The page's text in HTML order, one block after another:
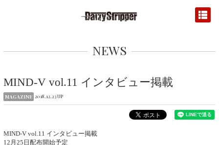
NEWS
MIND-V vol.11 インタビュー掲載
MAGAZINE 2018.12.23 UP
MIND-V vol.11 インタビュー掲載
12月25日配布開始予定